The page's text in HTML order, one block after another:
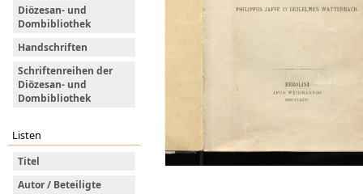
Diözesan- und
Dombibliothek
Handschriften
Schriftenreihen der
Diözesan- und
Dombibliothek
Listen
Titel
Autor / Beteiligte